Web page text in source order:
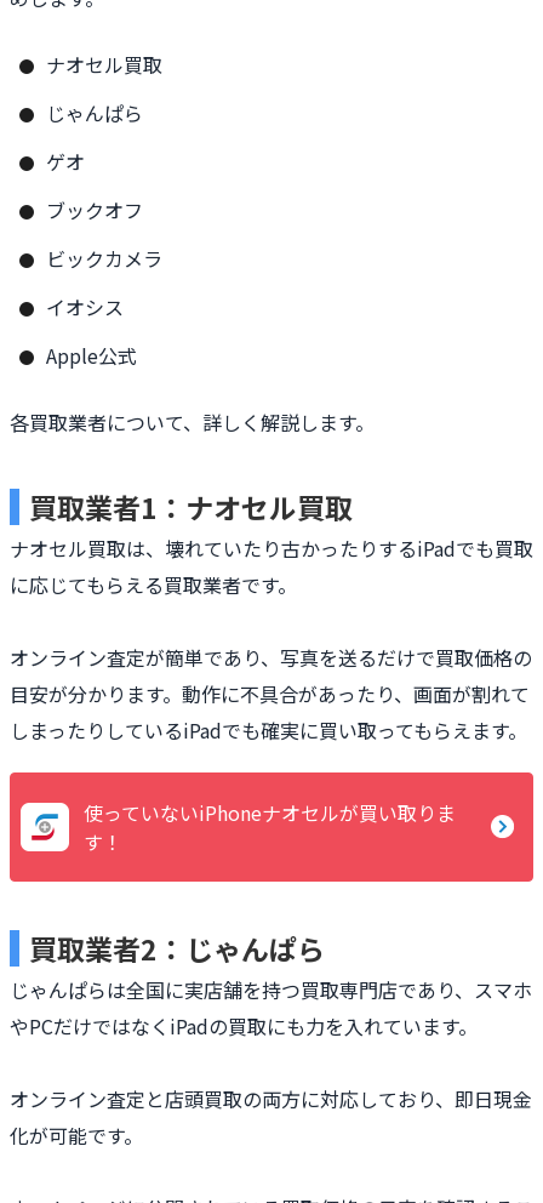
ナオセル買取
じゃんぱら
ゲオ
ブックオフ
ビックカメラ
イオシス
Apple公式
各買取業者について、詳しく解説します。
買取業者1：ナオセル買取
ナオセル買取は、壊れていたり古かったりするiPadでも買取
に応じてもらえる買取業者です。
オンライン査定が簡単であり、写真を送るだけで買取価格の
目安が分かります。動作に不具合があったり、画面が割れて
しまったりしているiPadでも確実に買い取ってもらえます。
使っていないiPhoneナオセルが買い取りま
す！
買取業者2：じゃんぱら
じゃんぱらは全国に実店舗を持つ買取専門店であり、スマホ
やPCだけではなくiPadの買取にも力を入れています。
オンライン査定と店頭買取の両方に対応しており、即日現金
化が可能です。